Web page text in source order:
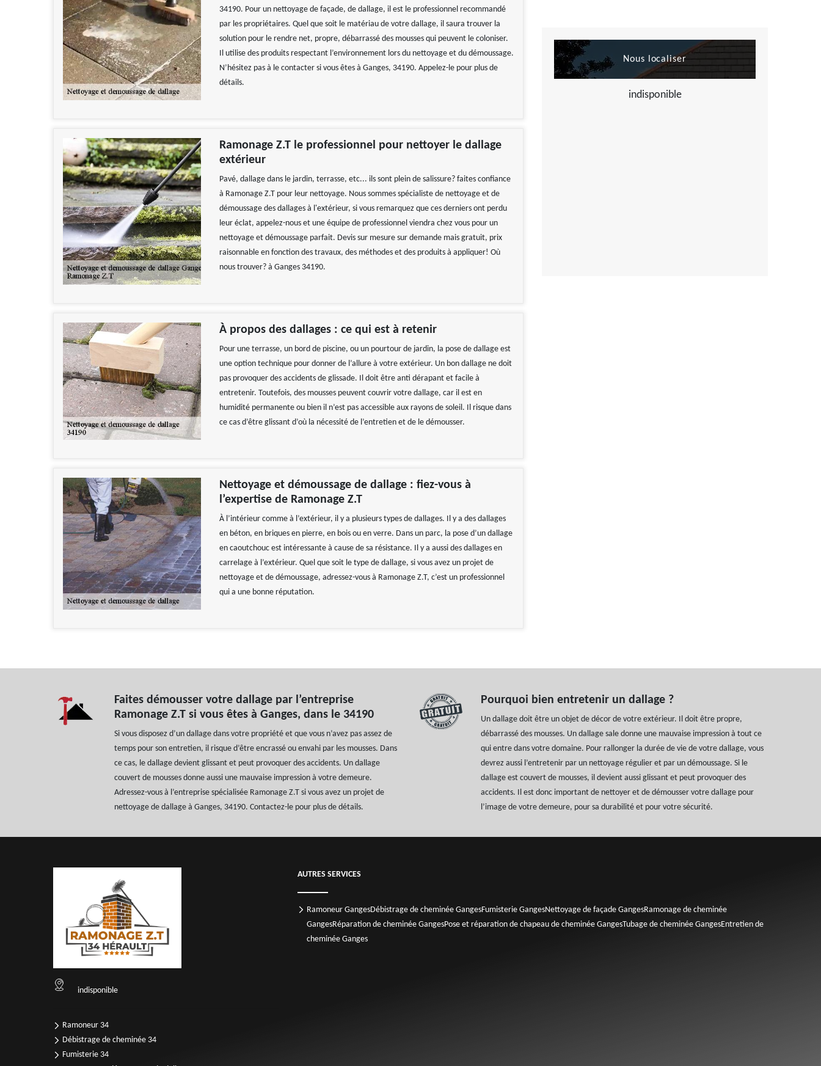
34190. Pour un nettoyage de façade, de dallage, il est le professionnel recommandé
par les propriétaires. Quel que soit le matériau de votre dallage, il saura trouver la
solution pour le rendre net, propre, débarrassé des mousses qui peuvent le coloniser.
Il utilise des produits respectant l’environnement lors du nettoyage et du démoussage.
N’hésitez pas à le contacter si vous êtes à Ganges, 34190. Appelez-le pour plus de
détails.
Ramonage Z.T le professionnel pour nettoyer le dallage
extérieur
Pavé, dallage dans le jardin, terrasse, etc... ils sont plein de salissure? faites confiance
à Ramonage Z.T pour leur nettoyage. Nous sommes spécialiste de nettoyage et de
démoussage des dallages à l'extérieur, si vous remarquez que ces derniers ont perdu
leur éclat, appelez-nous et une équipe de professionnel viendra chez vous pour un
nettoyage et démoussage parfait. Devis sur mesure sur demande mais gratuit, prix
raisonnable en fonction des travaux, des méthodes et des produits à appliquer! Où
nous trouver? à Ganges 34190.
À propos des dallages : ce qui est à retenir
Pour une terrasse, un bord de piscine, ou un pourtour de jardin, la pose de dallage est
une option technique pour donner de l’allure à votre extérieur. Un bon dallage ne doit
pas provoquer des accidents de glissade. Il doit être anti dérapant et facile à
entretenir. Toutefois, des mousses peuvent couvrir votre dallage, car il est en
humidité permanente ou bien il n’est pas accessible aux rayons de soleil. Il risque dans
ce cas d’être glissant d’où la nécessité de l’entretien et de le démousser.
Nettoyage et démoussage de dallage : fiez-vous à
l’expertise de Ramonage Z.T
À l’intérieur comme à l’extérieur, il y a plusieurs types de dallages. Il y a des dallages
en béton, en briques en pierre, en bois ou en verre. Dans un parc, la pose d’un dallage
en caoutchouc est intéressante à cause de sa résistance. Il y a aussi des dallages en
carrelage à l’extérieur. Quel que soit le type de dallage, si vous avez un projet de
nettoyage et de démoussage, adressez-vous à Ramonage Z.T, c’est un professionnel
qui a une bonne réputation.
Nous localiser
indisponible
Faites démousser votre dallage par l’entreprise
Ramonage Z.T si vous êtes à Ganges, dans le 34190
Si vous disposez d’un dallage dans votre propriété et que vous n’avez pas assez de
temps pour son entretien, il risque d’être encrassé ou envahi par les mousses. Dans
ce cas, le dallage devient glissant et peut provoquer des accidents. Un dallage
couvert de mousses donne aussi une mauvaise impression à votre demeure.
Adressez-vous à l’entreprise spécialisée Ramonage Z.T si vous avez un projet de
nettoyage de dallage à Ganges, 34190. Contactez-le pour plus de détails.
Pourquoi bien entretenir un dallage ?
Un dallage doit être un objet de décor de votre extérieur. Il doit être propre,
débarrassé des mousses. Un dallage sale donne une mauvaise impression à tout ce
qui entre dans votre domaine. Pour rallonger la durée de vie de votre dallage, vous
devrez aussi l’entretenir par un nettoyage régulier et par un démoussage. Si le
dallage est couvert de mousses, il devient aussi glissant et peut provoquer des
accidents. Il est donc important de nettoyer et de démousser votre dallage pour
l’image de votre demeure, pour sa durabilité et pour votre sécurité.
indisponible
Ramoneur 34
Débistrage de cheminée 34
Fumisterie 34
AUTRES SERVICES
Ramoneur GangesDébistrage de cheminée GangesFumisterie GangesNettoyage de façade GangesRamonage de cheminée
GangesRéparation de cheminée GangesPose et réparation de chapeau de cheminée GangesTubage de cheminée GangesEntretien de
cheminée Ganges